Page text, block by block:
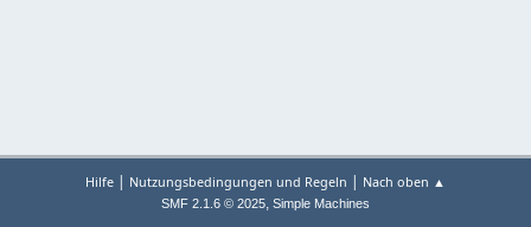
Hilfe | Nutzungsbedingungen und Regeln | Nach oben ▲
SMF 2.1.6 © 2025, Simple Machines